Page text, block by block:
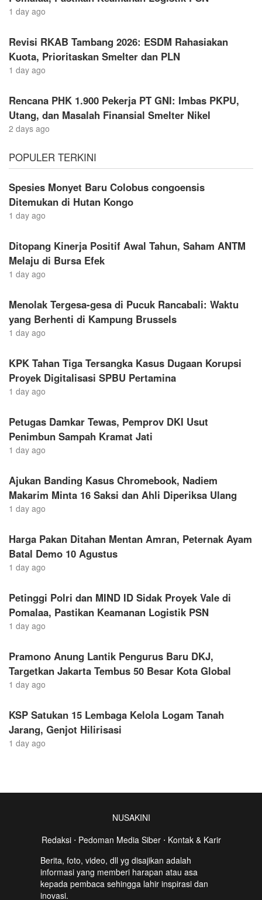
1 day ago
Revisi RKAB Tambang 2026: ESDM Rahasiakan
Kuota, Prioritaskan Smelter dan PLN
1 day ago
Rencana PHK 1.900 Pekerja PT GNI: Imbas PKPU,
Utang, dan Masalah Finansial Smelter Nikel
2 days ago
POPULER TERKINI
Spesies Monyet Baru Colobus congoensis
Ditemukan di Hutan Kongo
1 day ago
Ditopang Kinerja Positif Awal Tahun, Saham ANTM
Melaju di Bursa Efek
1 day ago
Menolak Tergesa-gesa di Pucuk Rancabali: Waktu
yang Berhenti di Kampung Brussels
1 day ago
KPK Tahan Tiga Tersangka Kasus Dugaan Korupsi
Proyek Digitalisasi SPBU Pertamina
1 day ago
Petugas Damkar Tewas, Pemprov DKI Usut
Penimbun Sampah Kramat Jati
1 day ago
Ajukan Banding Kasus Chromebook, Nadiem
Makarim Minta 16 Saksi dan Ahli Diperiksa Ulang
1 day ago
Harga Pakan Ditahan Mentan Amran, Peternak Ayam
Batal Demo 10 Agustus
1 day ago
Petinggi Polri dan MIND ID Sidak Proyek Vale di
Pomalaa, Pastikan Keamanan Logistik PSN
1 day ago
Pramono Anung Lantik Pengurus Baru DKJ,
Targetkan Jakarta Tembus 50 Besar Kota Global
1 day ago
KSP Satukan 15 Lembaga Kelola Logam Tanah
Jarang, Genjot Hilirisasi
1 day ago
NUSAKINI
Redaksi⋅ Pedoman Media Siber⋅ Kontak & Karir
Berita, foto, video, dll yg disajikan adalah
informasi yang memberi harapan atau asa
kepada pembaca sehingga lahir inspirasi dan
inovasi.